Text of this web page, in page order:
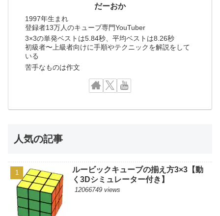
だーおか
1997年生まれ
登録者13万人のキューブ専門YouTuber
3×3の単発ベストは5.84秒、平均ベストは8.26秒
初級者〜上級者向けに手順やテクニックを解説をして
いる
苦手なものは作文
人気の記事
ルービックキューブの揃え方3×3【動
く3Dシミュレーター付き】
12066749 views